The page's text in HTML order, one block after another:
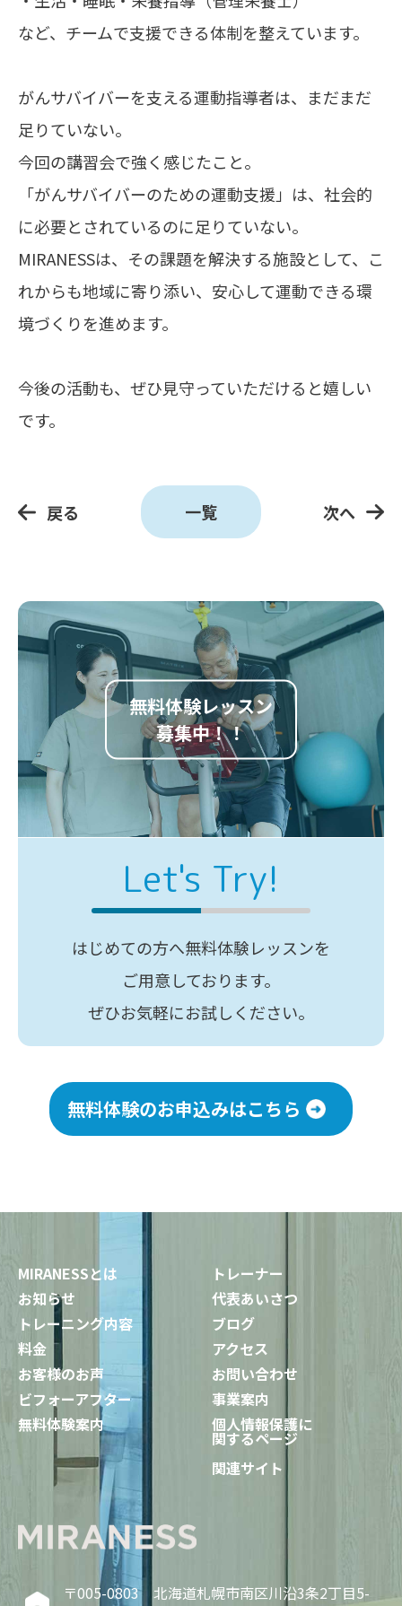
など、チームで支援できる体制を整えています。
がんサバイバーを支える運動指導者は、まだまだ
足りていない。
今回の講習会で強く感じたこと。
「がんサバイバーのための運動支援」は、社会的
に必要とされているのに足りていない。
MIRANESSは、その課題を解決する施設として、こ
れからも地域に寄り添い、安心して運動できる環
境づくりを進めます。
今後の活動も、ぜひ見守っていただけると嬉しい
です。
戻る 一覧 次へ
無料体験レッスン
募集中！！
Let's Try!
はじめての方へ無料体験レッスンを
ご用意しております。
ぜひお気軽にお試しください。
無料体験のお申込みはこちら
〒005-0803 北海道札幌市南区川沿3条2丁目5-
MIRANESSとは
お知らせ
トレーニング内容
料金
お客様のお声
ビフォーアフター
無料体験案内
トレーナー
代表あいさつ
ブログ
アクセス
お問い合わせ
事業案内
個人情報保護に
関するページ
関連サイト